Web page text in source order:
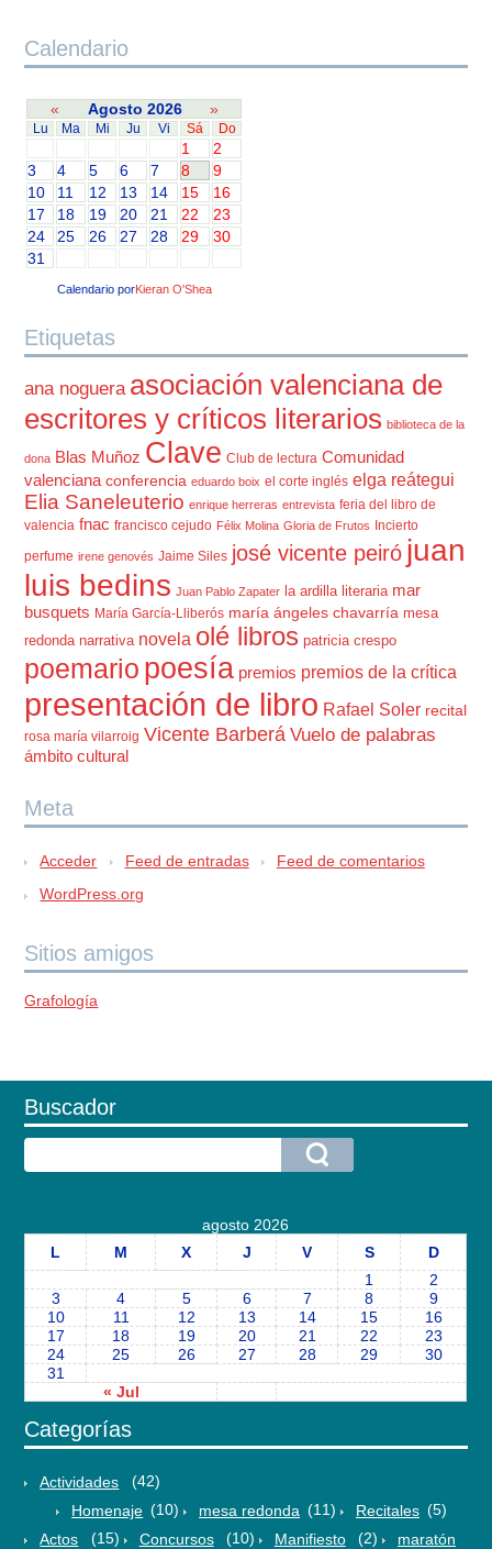
Calendario
« Agosto 2026 »
Lu Ma Mi Ju Vi Sá Do
1
2
3
4 5 6 7 8
9
10
11 12 13 14 15
16
17
18 19 20 21 22
23
24
25 26 27 28 29
30
31
Calendario porKieran O'Shea
Etiquetas
ana noguera asociación valenciana de
escritores y críticos literarios biblioteca de la
dona Blas Muñoz Clave Club de lectura Comunidad
valenciana conferencia eduardo boix el corte inglés elga reátegui
Elia Saneleuterio enrique herreras entrevista feria del libro de
valencia fnac francisco cejudo Félix Molina Gloria de Frutos
Incierto
perfume irene genovés Jaime Siles josé vicente peiró juan
luis bedins Juan Pablo Zapater la ardilla literaria mar
busquets María García-Lliberós maría ángeles chavarría mesa
redonda narrativa novela olé libros patricia crespo
poemario poesía premios premios de la crítica
presentación de libro Rafael Soler recital
rosa maría vilarroig Vicente Barberá Vuelo de palabras
ámbito cultural
Meta
Acceder Feed de entradas
Feed de comentarios
WordPress.org
Sitios amigos
Grafología
Buscador
agosto 2026
L
M X J V S D
« Jul
1
2
3
4 5 6 7 8
9
10
11 12 13 14 15
16
17
18 19 20 21 22
23
24
25 26 27 28 29
30
31
Categorías
Actividades
(42)
Homenaje (10) mesa redonda (11) Recitales (5)
Actos
(15) Concursos (10) Manifiesto (2)
maratón